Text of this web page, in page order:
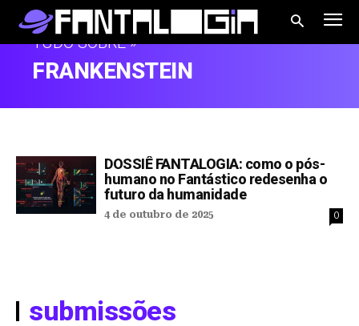
TUDO SOBRE »
FRANKENSTEIN
DOSSIÊ FANTALOGIA: como o pós-
humano no Fantástico redesenha o
futuro da humanidade
4 de outubro de 2025 0
submissões